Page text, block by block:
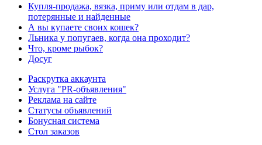
Купля-продажа, вязка, приму или отдам в дар,
потерянные и найденные
А вы купаете своих кошек?
Льника у попугаев, когда она проходит?
Что, кроме рыбок?
Досуг
Раскрутка аккаунта
Услуга "PR-объявления"
Реклама на сайте
Статусы объявлений
Бонусная система
Стол заказов